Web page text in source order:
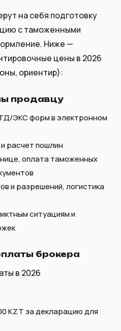
на себя подготовку
с таможенными
Ниже —
цены в 2026
ориентир):
продавцу
ЭКС форм в электронном
расчет пошлин
оплата таможенных
и разрешений, логистика
ситуациям и
брокера
в 2026
KZT за декларацию для